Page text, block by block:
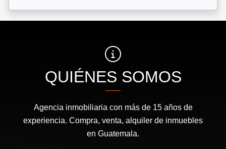
QUIÉNES SOMOS
Agencia inmobiliaria con más de 15 años de
experiencia. Compra, venta, alquiler de inmuebles
en Guatemala.